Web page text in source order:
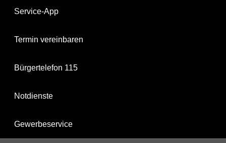
Service-App
Termin vereinbaren
Bürgertelefon 115
Notdienste
Gewerbeservice